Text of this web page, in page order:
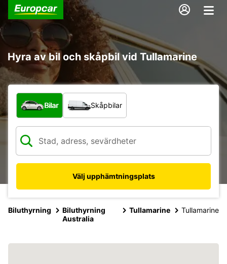
Hyra av bil och skåpbil vid Tullamarine
Vilken typ av fordon?
Bilar Skåpbilar
Välj upphämtningsplats
Biluthyrning
Biluthyrning
Australia
Tullamarine Tullamarine